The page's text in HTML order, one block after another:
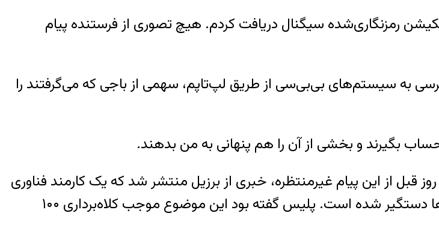
رمزنگاری‌شده‌ سیگنال دریافت کردم. هیچ تصوری از فرستنده پیام
به سیستم‌های بی‌بی‌سی از طریق لپ‌تاپم، سهمی از باجی که می‌گرفتند را
حساب بگیرند و بخشی از آن را هم پنهانی به من بدهند.
از این پیام غیرمنتظره، خبری از برزیل منتشر شد که یک کارمند فناوری
اطلاعات به جرم فروش اطلاعات ورود به حساب کاربری‌اش به هکرها دستگیر شده است. پلیس گفته بود این موضوع موجب کلاه‌برداری ۱۰۰